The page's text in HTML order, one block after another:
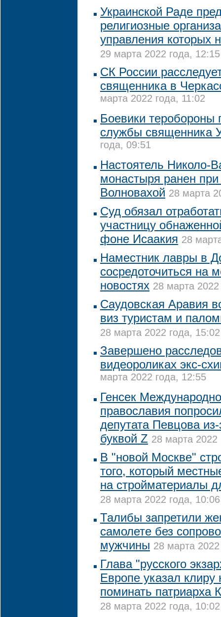
Украинской Раде
религиозные
управления которых
29 марта 2022 года, 12:15
СК России
священника в
марта 2022 года, 11:02
Боевики теробороны
службы священника
года, 09:51
Настоятель Николо-
монастыря ранен
Волновахой 28 марта
Суд обязал
участницу
фоне Исаакия 28
Наместник лавры в
сосредоточиться на
новостях 28 марта
Саудовская Аравия
виз туристам и
28 марта 2022 года, 15:02
Завершено
видеороликах экс-
марта 2022 года, 12:55
Генсек
православия
депутата Певцова
буквой Z 28 марта 2022
В "новой Москве"
того, который
на стройматериалы
28 марта 2022 года, 10:06
Талибы запретили
самолете без
мужчины 28 марта
Глава "русского
Европе указал клиру
поминать патриарха
28 марта 2022 года, 10:02